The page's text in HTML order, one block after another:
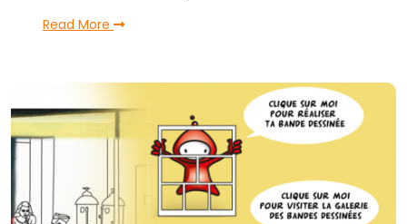
Read More